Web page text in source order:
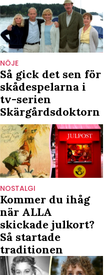
NÖJE
Så gick det sen för
skådespelarna i
tv-serien
Skärgårdsdoktorn
NOSTALGI
Kommer du ihåg
när ALLA
skickade julkort?
Så startade
traditionen